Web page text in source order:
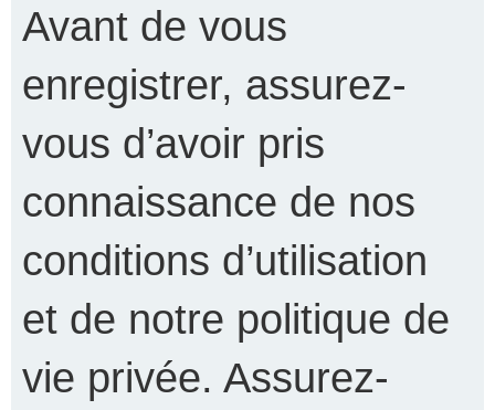
Avant de vous
enregistrer, assurez-
vous d’avoir pris
connaissance de nos
conditions d’utilisation
et de notre politique de
vie privée. Assurez-